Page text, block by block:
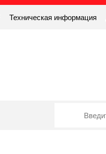
Техническая информация